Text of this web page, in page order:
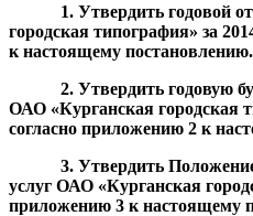
1. Утвердить годовой
городская типография» за 201
к настоящему постановлению.
2. Утвердить годовую
ОАО «Курганская городская
согласно приложению 2 к
3. Утвердить
услуг ОАО «Курганская
приложению 3 к настоящему